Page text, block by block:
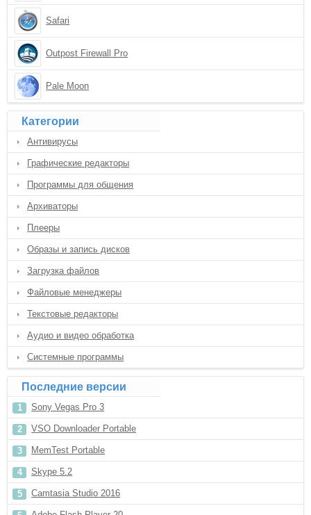
Safari
Outpost Firewall Pro
Pale Moon
Категории
Антивирусы
Графические редакторы
Программы для общения
Архиваторы
Плееры
Образы и запись дисков
Загрузка файлов
Файловые менеджеры
Текстовые редакторы
Аудио и видео обработка
Системные программы
Последние версии
Sony Vegas Pro 3
VSO Downloader Portable
MemTest Portable
Skype 5.2
Camtasia Studio 2016